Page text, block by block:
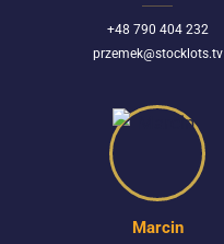
+48 790 404 232
przemek@stocklots.tv
Marcin